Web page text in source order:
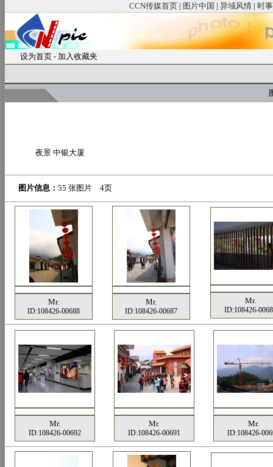
CCN传媒首页 | 图片中国 | 异域风情 | 时
设为首页 - 加入收藏夹
夜景 中银大厦
图片信息： 55 张图片 4页
Mr.
ID:108426-00688
Mr.
ID:108426-00687
Mr.
ID:108426-
Mr.
ID:108426-00692
Mr.
ID:108426-00691
Mr.
ID:108426-